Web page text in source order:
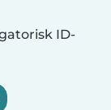
ID-